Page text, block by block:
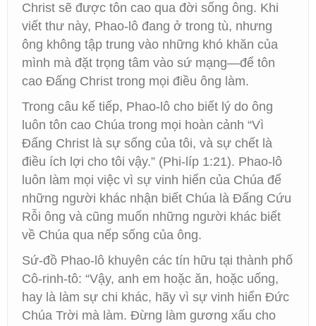
Christ sẽ được tôn cao qua đời sống ông. Khi
viết thư này, Phao-lô đang ở trong tù, nhưng
ông không tập trung vào những khó khăn của
mình mà đặt trọng tâm vào sứ mạng—để tôn
cao Đấng Christ trong mọi điều ông làm.
Trong câu kế tiếp, Phao-lô cho biết lý do ông
luôn tôn cao Chúa trong mọi hoàn cảnh “Vì
Đấng Christ là sự sống của tôi, và sự chết là
điều ích lợi cho tôi vậy.” (Phi-líp 1:21). Phao-lô
luôn làm mọi việc vì sự vinh hiển của Chúa để
những người khác nhận biết Chúa là Đấng Cứu
Rỗi ông và cũng muốn những người khác biết
về Chúa qua nếp sống của ông.
Sứ-đồ Phao-lô khuyên các tín hữu tại thành phố
Cô-rinh-tô: “Vậy, anh em hoặc ăn, hoặc uống,
hay là làm sự chi khác, hãy vì sự vinh hiển Đức
Chúa Trời mà làm. Đừng làm gương xấu cho